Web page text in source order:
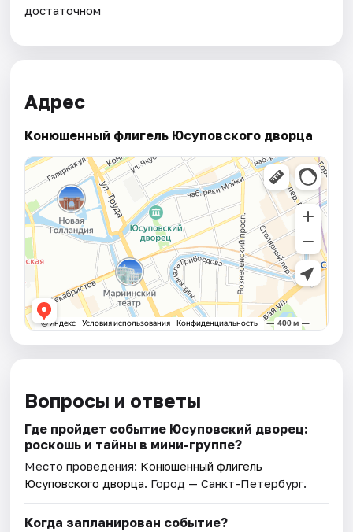
достаточном
Адрес
Конюшенный флигель Юсуповского дворца
Вопросы и ответы
Где пройдет событие Юсуповский дворец:
роскошь и тайны в мини-группе?
Место проведения: Конюшенный флигель
Юсуповского дворца. Город — Санкт-Петербург.
Когда запланирован событие?